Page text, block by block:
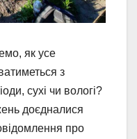
як усе
з
сухі чи вологі?
доєдналися
про